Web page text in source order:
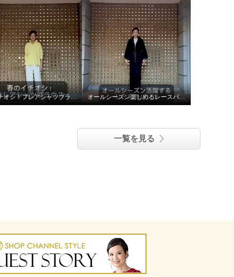
春のイチオシ！フレアシャツブラウス！ オールシーズン楽しめるレースパンツ！
一覧を見る